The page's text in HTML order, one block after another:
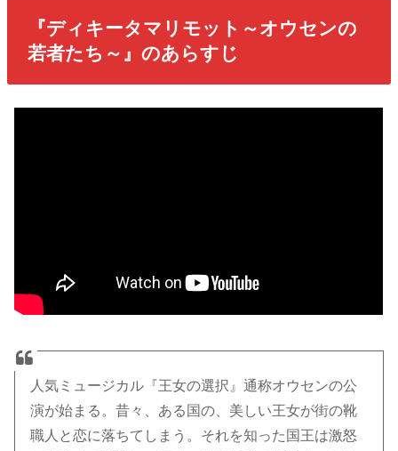
『ディキータマリモット～オウセンの
若者たち～』のあらすじ
人気ミュージカル『王女の選択』通称オウセンの公
演が始まる。昔々、ある国の、美しい王女が街の靴
職人と恋に落ちてしまう。それを知った国王は激怒